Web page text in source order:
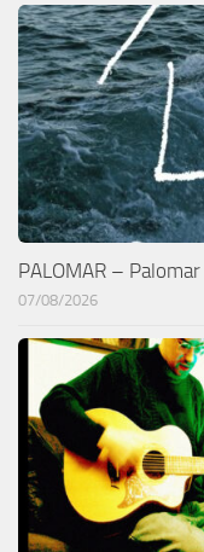
PALOMAR – Palomar
07/08/2026